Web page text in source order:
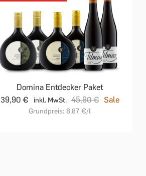
Domina Entdecker Paket
39,90 €
inkl. MwSt. 45,80 € Sale
Grundpreis: 8,87 €/l